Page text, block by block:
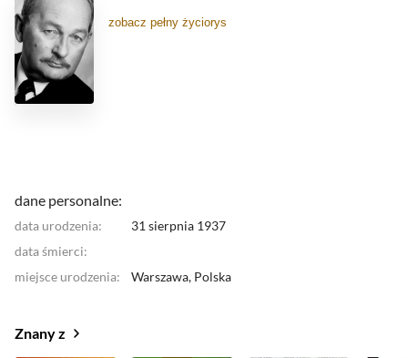
zobacz pełny życiorys
dane personalne:
data urodzenia:
31 sierpnia 1937
data śmierci:
miejsce urodzenia:
Warszawa, Polska
Znany z